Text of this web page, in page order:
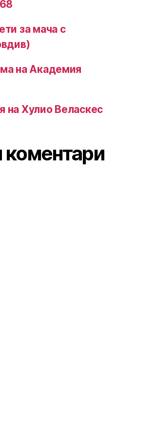
за мача с
на Академия
на Хулио Веласкес